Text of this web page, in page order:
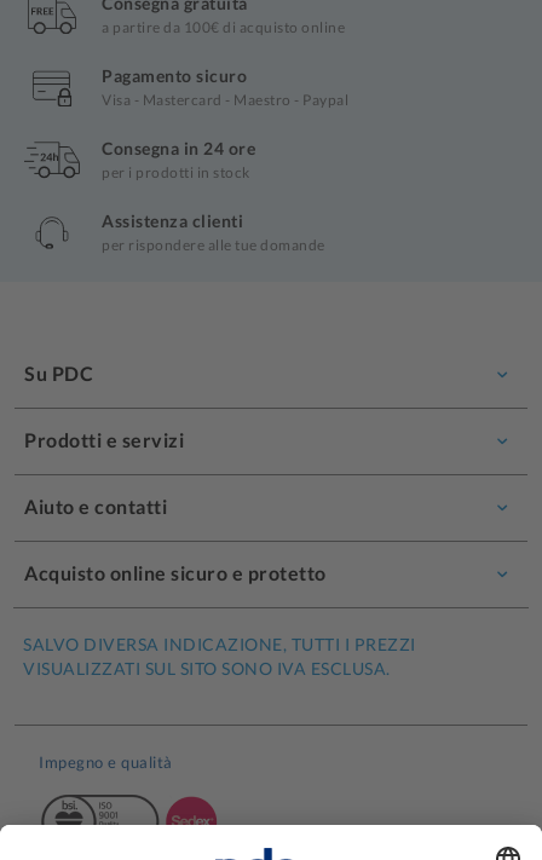
a partire da 100€ di acquisto online
Pagamento sicuro
Visa - Mastercard - Maestro - Paypal
Consegna in 24 ore
per i prodotti in stock
Assistenza clienti
per rispondere alle tue domande
Su PDC
Prodotti e servizi
Aiuto e contatti
Acquisto online sicuro e protetto
SALVO DIVERSA INDICAZIONE, TUTTI I PREZZI
VISUALIZZATI SUL SITO SONO IVA ESCLUSA.
Impegno e qualità